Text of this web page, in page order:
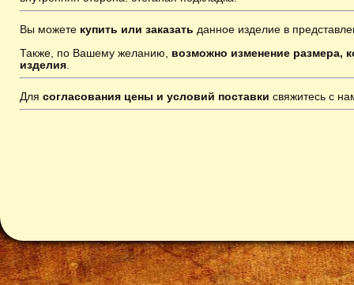
Вы можете купить или заказать данное изделие в
Также, по Вашему желанию, возможно изменение размера,
изделия
Для согласования цены и условий поставки свяжитесь с